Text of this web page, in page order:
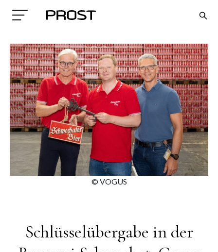
Search
© VOGUS
Schlüsselübergabe in der